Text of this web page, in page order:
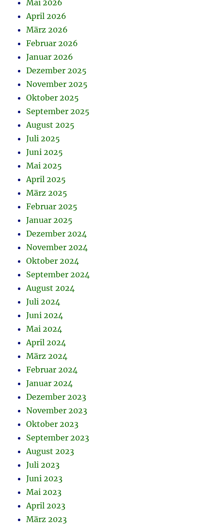
Mai 2026
April 2026
März 2026
Februar 2026
Januar 2026
Dezember 2025
November 2025
Oktober 2025
September 2025
August 2025
Juli 2025
Juni 2025
Mai 2025
April 2025
März 2025
Februar 2025
Januar 2025
Dezember 2024
November 2024
Oktober 2024
September 2024
August 2024
Juli 2024
Juni 2024
Mai 2024
April 2024
März 2024
Februar 2024
Januar 2024
Dezember 2023
November 2023
Oktober 2023
September 2023
August 2023
Juli 2023
Juni 2023
Mai 2023
April 2023
März 2023